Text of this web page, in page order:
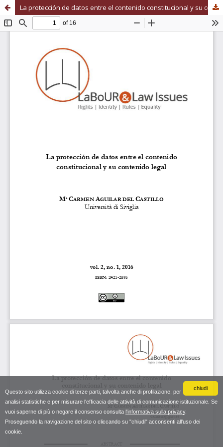
chiudi
Questo sito utilizza cookie di terze parti, talvolta anche di profilazione, per
analisi statistiche e per misurare l'efficacia delle attività di comunicazione istituzionale. Se
vuoi saperne di più o negare il consenso consulta l'informativa sulla privacy.
Proseguendo la navigazione del sito o cliccando su "chiudi" acconsenti all'uso dei
cookie.
La protección de datos entre el contenido constitucional y su contenido legal